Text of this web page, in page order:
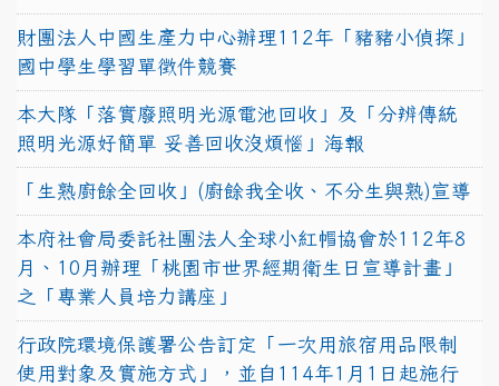
財團法人中國生產力中心辦理112年「豬豬小偵探」
國中學生學習單徵件競賽
本大隊「落實廢照明光源電池回收」及「分辨傳統
照明光源好簡單 妥善回收沒煩惱」海報
「生熟廚餘全回收」(廚餘我全收、不分生與熟)宣導
本府社會局委託社團法人全球小紅帽協會於112年8
月、10月辦理「桃園市世界經期衛生日宣導計畫」
之「專業人員培力講座」
行政院環境保護署公告訂定「一次用旅宿用品限制
使用對象及實施方式」，並自114年1月1日起施行